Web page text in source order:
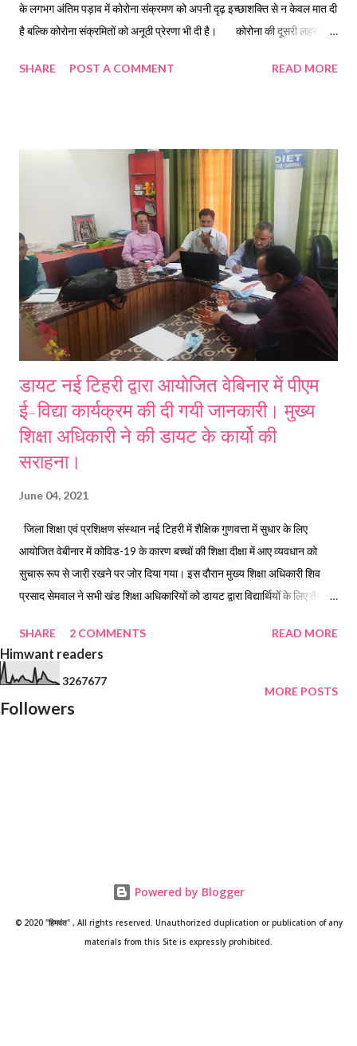
के लगभग अंतिम पड़ाव में कोरोना संक्रमण को अपनी दृढ़ इच्छाशक्ति से न केवल मात दी
है बल्कि कोरोना संक्रमितों को अनूठी प्रेरणा भी दी है। कोरोना की दूसरी लहर के
वहीं बुजुर्ग गजे सिंह श्रीकोटी पुत्र स्व० नारायण सिंह श्रीकोटी उर्म 90 वर्ष ,ग्राम
घबराहट और तनाव से अपने जीवन को संकट में डाल रहे हैं। 90 वर्षीय गजे सिंह
श्रीकोटी टिहरी जिले के ग्राम पदोखा बासर के निवासी है और कुछ समय पहले स्वास्थ्य
खराब होने पर वे अपने पुत्र देवेंद्र सिंह के साथ बौराड़ी सैक्टर 8D के मकान संख्या
406 में रह रहे थे कि विगत दिनों उनका परिवार कोरोना संक्...
SHARE POST A COMMENT READ MORE
डायट नई टिहरी द्वारा आयोजित वेबिनार में पीएम
ई-विद्या कार्यक्रम की दी गयी जानकारी। मुख्य
शिक्षा अधिकारी ने की डायट के कार्यो की
सराहना।
June 04, 2021
जिला शिक्षा एवं प्रशिक्षण संस्थान नई टिहरी में शैक्षिक गुणवत्ता में सुधार के लिए
आयोजित वेबीनार में कोविड-19 के कारण बच्चों की शिक्षा दीक्षा में आए व्यवधान को
सुचारू रूप से जारी रखने पर जोर दिया गया। इस दौरान मुख्य शिक्षा अधिकारी शिव
प्रसाद सेमवाल ने सभी खंड शिक्षा अधिकारियों को डायट द्वारा विद्यार्थियों के लिए तैयार
निर्देश दिए हैं। कोविड-19 के कारण स्कूली बच्चों की पढ़ाई बाधित होने पर चिंता व्यक्त
करते हुए डायट नई टिहरी द्वारा आयोजित वेबिनार में मुख्य शिक्षा अधिकारी शिव प्रसाद
सेमवाल ने कहा है कि महामारी के कारण स्कूली बच्चों का पठन-पाठन बुरी तरह प्रभावित
हुआ है। हालांकि विभागीय स्तर पर विभिन्न प्रकार से शैक्षिक व्यवधान की भरपाई करने
SHARE 2 COMMENTS READ MORE
MORE POSTS
Himwant readers
3267677
Followers
Powered by Blogger
© 2020 "हिमवंत" , All rights reserved. Unauthorized duplication or publication of any
materials from this Site is expressly prohibited.